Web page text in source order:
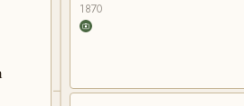
1870